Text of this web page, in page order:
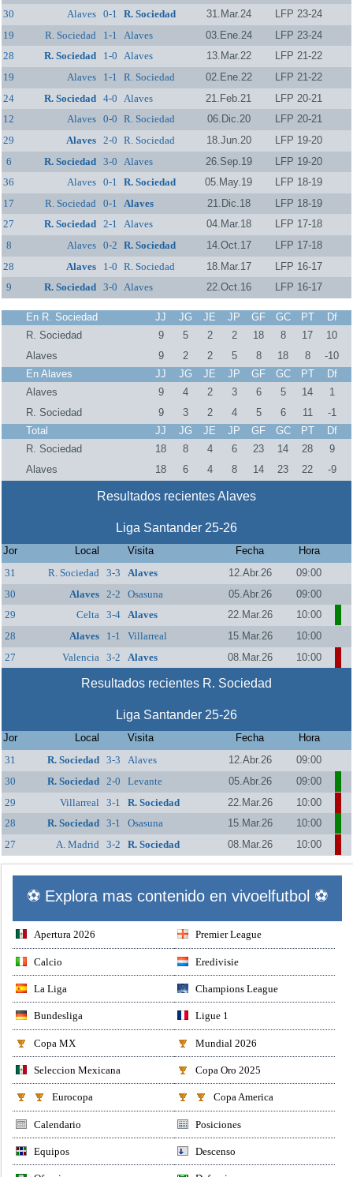
30
Alaves 0-1 R. Sociedad 31.Mar.24
LFP 23-24
19
R. Sociedad 1-1 Alaves 03.Ene.24
LFP 23-24
28
R. Sociedad 1-0 Alaves 13.Mar.22
LFP 21-22
19
Alaves 1-1 R. Sociedad 02.Ene.22
LFP 21-22
24
R. Sociedad 4-0 Alaves 21.Feb.21
LFP 20-21
12
Alaves 0-0 R. Sociedad 06.Dic.20
LFP 20-21
29
Alaves 2-0 R. Sociedad 18.Jun.20
LFP 19-20
6
R. Sociedad 3-0 Alaves 26.Sep.19
LFP 19-20
36
Alaves 0-1 R. Sociedad 05.May.19
LFP 18-19
17
R. Sociedad 0-1 Alaves 21.Dic.18
LFP 18-19
27
R. Sociedad 2-1 Alaves 04.Mar.18
LFP 17-18
8
Alaves 0-2 R. Sociedad 14.Oct.17
LFP 17-18
28
Alaves 1-0 R. Sociedad 18.Mar.17
LFP 16-17
9
R. Sociedad 3-0 Alaves 22.Oct.16 LFP 16-17
En R. Sociedad JJ JG JE JP GF GC PT
Df
R. Sociedad
9 5 2 2 18 8 17
10
Alaves
9 2 2 5 8 18 8
-10
En Alaves
JJ JG JE JP GF GC PT
Df
Alaves
9 4 2 3 6 5 14
1
R. Sociedad
9 3 2 4 5 6 11
-1
Total
JJ JG JE JP GF GC PT
Df
R. Sociedad
18 8 4 6 23 14 28
9
Alaves
18 6 4 8 14 23 22 -9
Resultados recientes Alaves
Liga Santander 25-26
Jor Local Visita Fecha
Hora
31
R. Sociedad 3-3 Alaves 12.Abr.26
09:00
30
Alaves 2-2 Osasuna 05.Abr.26
09:00
29
Celta 3-4 Alaves 22.Mar.26
10:00
28
Alaves 1-1 Villarreal 15.Mar.26
10:00
27
Valencia 3-2 Alaves 08.Mar.26 10:00
Resultados recientes R. Sociedad
Liga Santander 25-26
Jor Local Visita Fecha
Hora
31
R. Sociedad 3-3 Alaves 12.Abr.26
09:00
30
R. Sociedad 2-0 Levante 05.Abr.26
09:00
29
Villarreal 3-1 R. Sociedad 22.Mar.26
10:00
28
R. Sociedad 3-1 Osasuna 15.Mar.26
10:00
27
A. Madrid 3-2 R. Sociedad 08.Mar.26 10:00
⚽ Explora mas contenido en vivoelfutbol ⚽
Apertura 2026 Premier League
Calcio Eredivisie
La Liga Champions League
Bundesliga Ligue 1
Copa MX Mundial 2026
Seleccion Mexicana Copa Oro 2025
Eurocopa Copa America
Calendario Posiciones
Equipos Descenso